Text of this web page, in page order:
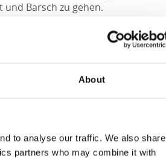
About
to analyse our traffic. We also share
partners who may combine it with
und Barsch zu gehen.